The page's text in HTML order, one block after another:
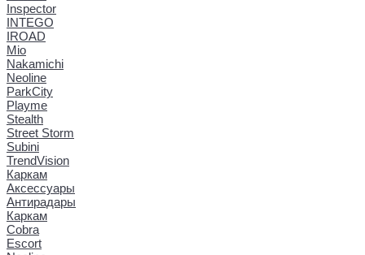
Inspector
INTEGO
IROAD
Mio
Nakamichi
Neoline
ParkCity
Playme
Stealth
Street Storm
Subini
TrendVision
Каркам
Аксессуары
Антирадары
Каркам
Cobra
Escort